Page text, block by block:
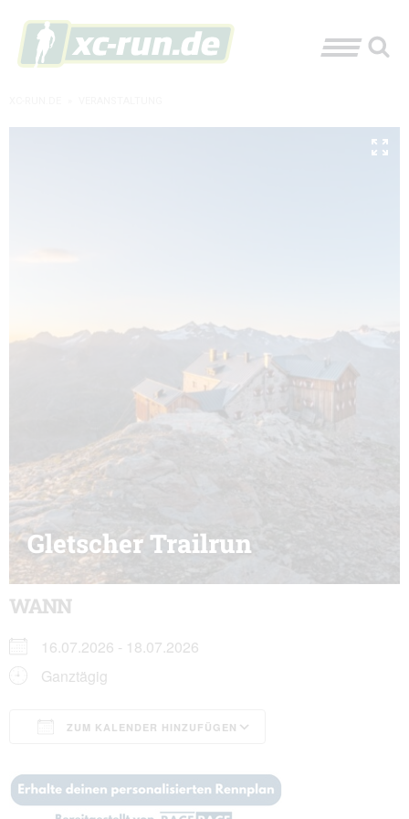
Gletscher Trailrun
WANN
16.07.2026 - 18.07.2026
Ganztägig
ZUM KALENDER HINZUFÜGEN